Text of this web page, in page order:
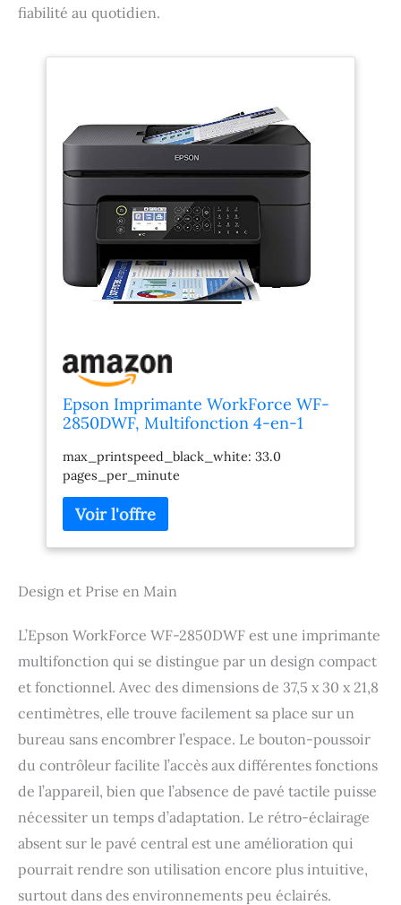
fiabilité au quotidien.
Epson Imprimante WorkForce WF-
2850DWF, Multifonction 4-en-1
verso / Scanner / Copieur / Fax,
A4, Jet d'encre couleur, Wifi Direct,
Chargeur, Cartouches séparées
max_printspeed_black_white: 33.0
pages_per_minute
Design et Prise en Main
L’Epson WorkForce WF-2850DWF est une imprimante
multifonction qui se distingue par un design compact
et fonctionnel. Avec des dimensions de 37,5 x 30 x 21,8
centimètres, elle trouve facilement sa place sur un
bureau sans encombrer l’espace. Le bouton-poussoir
du contrôleur facilite l’accès aux différentes fonctions
de l’appareil, bien que l’absence de pavé tactile puisse
nécessiter un temps d’adaptation. Le rétro-éclairage
absent sur le pavé central est une amélioration qui
pourrait rendre son utilisation encore plus intuitive,
surtout dans des environnements peu éclairés.